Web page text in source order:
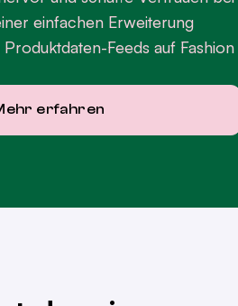
einfachen Erweiterung
Feeds auf Fashion
erfahren